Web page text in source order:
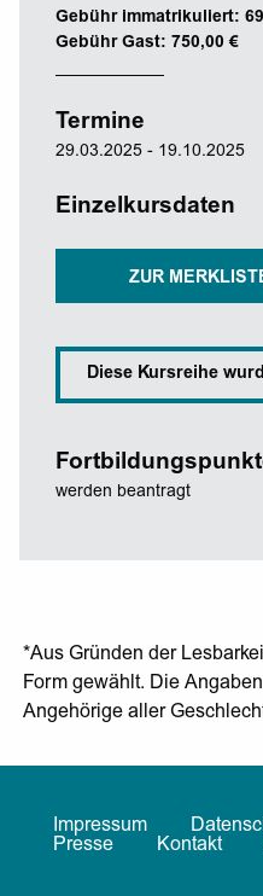
Gebühr immatrikuliert:
Gebühr Gast: 750,00 €
Termine
29.03.2025 - 19.10.2025
Einzelkursdaten
ZUR
Diese Kursreihe
werden beantragt
*Aus Gründen der
Form gewählt. Die
Angehörige aller
Impressum
Presse
Kontakt